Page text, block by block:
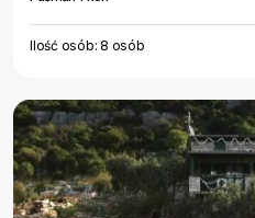
Ilość osób: 8 osób